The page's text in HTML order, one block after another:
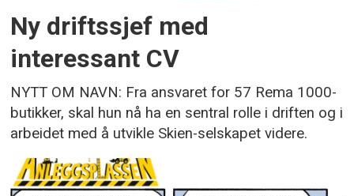
Ny driftssjef med
interessant CV
NYTT OM NAVN: Fra ansvaret for 57 Rema 1000-
butikker, skal hun nå ha en sentral rolle i driften og i
arbeidet med å utvikle Skien-selskapet videre.